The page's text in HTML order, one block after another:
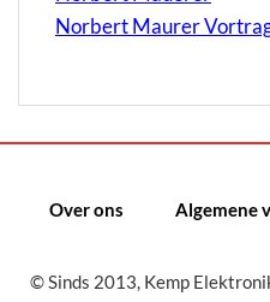
Norbert Maurer
Over ons Algemene
© Sinds 2013, Kemp